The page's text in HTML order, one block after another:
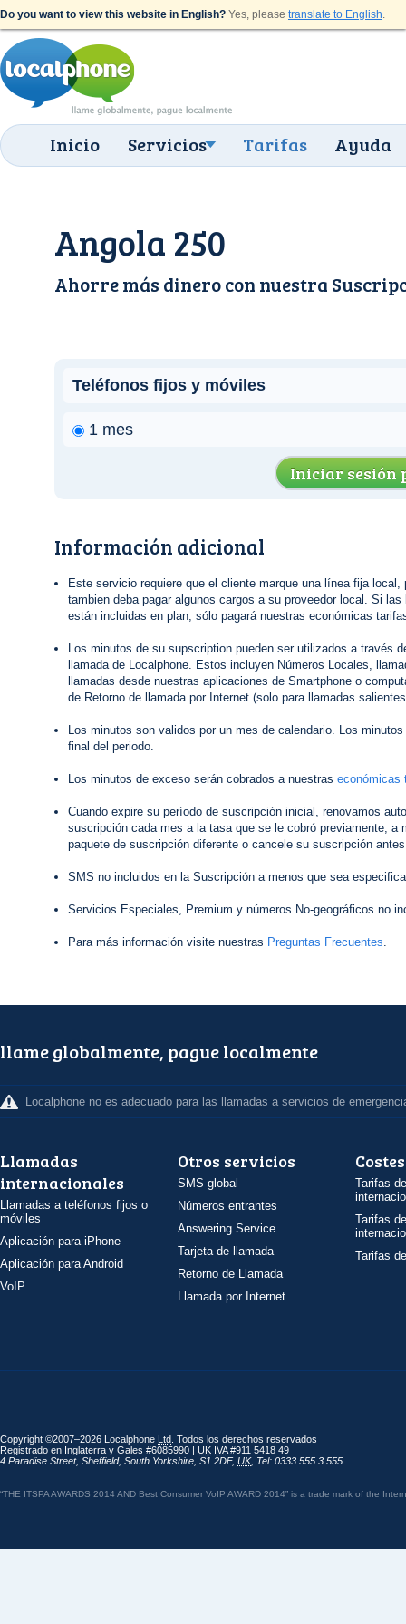
Do you want to view this website in English? Yes, please translate to English.
Inicio Servicios Tarifas Ayuda
Angola 250
Ahorre más dinero con nuestra
Teléfonos fijos y móviles
1 mes
Iniciar sesión
Información adicional
Este servicio requiere que el cliente marque una línea fija local,
tambien deba pagar algunos cargos a su proveedor local. Si
están incluidas en plan, sólo pagará nuestras económicas
Los minutos de su supscription pueden ser utilizados a través
llamada de Localphone. Estos incluyen Números Locales,
llamadas desde nuestras aplicaciones de Smartphone o
de Retorno de llamada por Internet (solo para llamadas
Los minutos son validos por un mes de calendario. Los
final del periodo.
Los minutos de exceso serán cobrados a nuestras económicas
Cuando expire su período de suscripción inicial, renovamos
suscripción cada mes a la tasa que se le cobró previamente, a
paquete de suscripción diferente o cancele su suscripción
SMS no incluidos en la Suscripción a menos que sea
Servicios Especiales, Premium y números No-geográficos no
Para más información visite nuestras Preguntas Frecuentes.
llame globalmente, pague localmente
Localphone no es adecuado para las llamadas a servicios de
Llamadas
internacionales
Llamadas a teléfonos fijos o
móviles
Aplicación para iPhone
Aplicación para Android
VoIP
Otros servicios
SMS global
Números entrantes
Answering Service
Tarjeta de llamada
Retorno de Llamada
Llamada por Internet
Costes
Tarifas
Tarifas
Tarifas
Copyright ©2007–2026 Localphone Ltd . Todos los derechos reservados
Registrado en Inglaterra y Gales #6085990 | UK IVA#911 5418 49
4 Paradise Street, Sheffield, South Yorkshire S1 2DF, UK, Tel: 0333 555 3 555
“THE ITSPA AWARDS 2014 AND Best Consumer VoIP AWARD 2014” is a trade mark of the